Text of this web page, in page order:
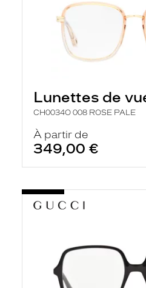
Lunettes de
CH0034O 008 ROSE PALE
À partir de
349,00 €